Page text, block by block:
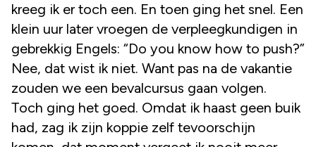
kreeg ik er toch een. En toen ging het snel. Een
klein uur later vroegen de verpleegkundigen in
gebrekkig Engels: “Do you know how to push?”
Nee, dat wist ik niet. Want pas na de vakantie
zouden we een bevalcursus gaan volgen.
Toch ging het goed. Omdat ik haast geen buik
had, zag ik zijn koppie zelf tevoorschijn